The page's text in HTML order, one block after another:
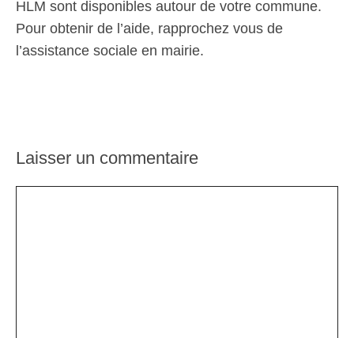
HLM sont disponibles autour de votre commune.
Pour obtenir de l’aide, rapprochez vous de
l’assistance sociale en mairie.
Laisser un commentaire